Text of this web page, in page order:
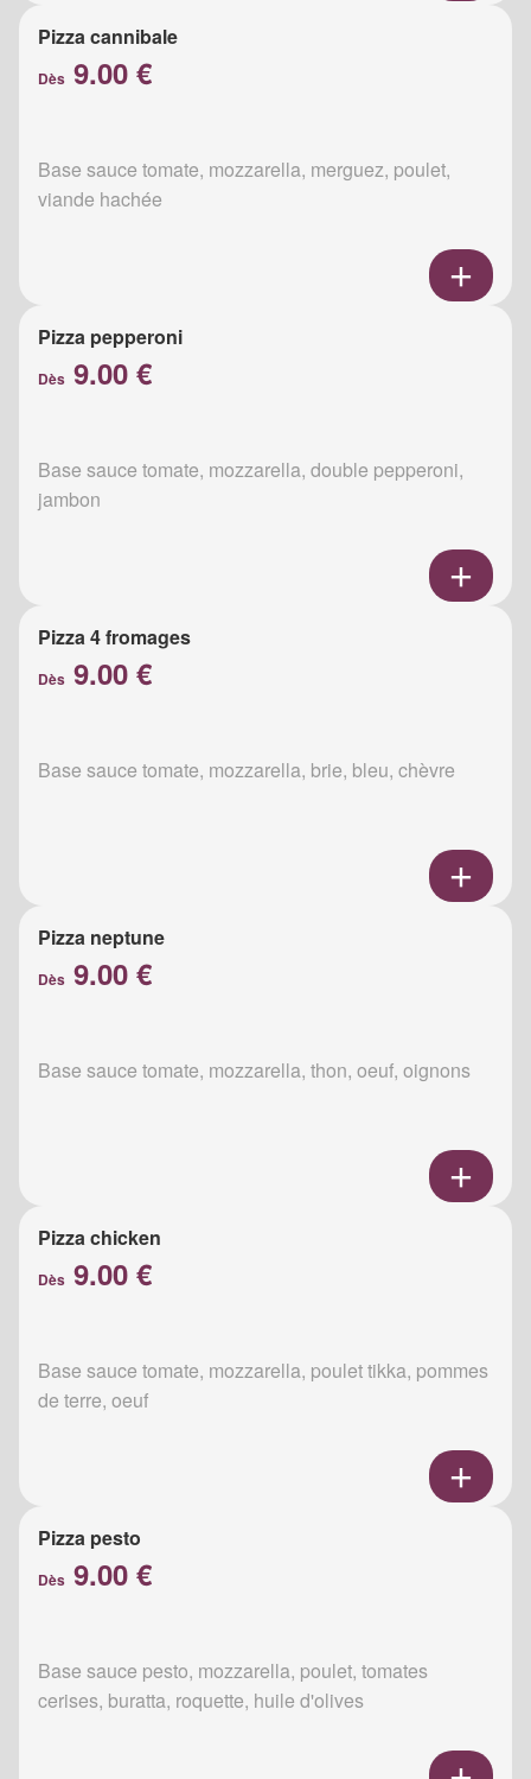
Pizza cannibale
Dès 9.00 €
Base sauce tomate, mozzarella, merguez, poulet,
viande hachée
Pizza pepperoni
Dès 9.00 €
Base sauce tomate, mozzarella, double pepperoni,
jambon
Pizza 4 fromages
Dès 9.00 €
Base sauce tomate, mozzarella, brie, bleu, chèvre
Pizza neptune
Dès 9.00 €
Base sauce tomate, mozzarella, thon, oeuf, oignons
Pizza chicken
Dès 9.00 €
Base sauce tomate, mozzarella, poulet tikka, pommes
de terre, oeuf
Pizza pesto
Dès 9.00 €
Base sauce pesto, mozzarella, poulet, tomates
cerises, buratta, roquette, huile d'olives